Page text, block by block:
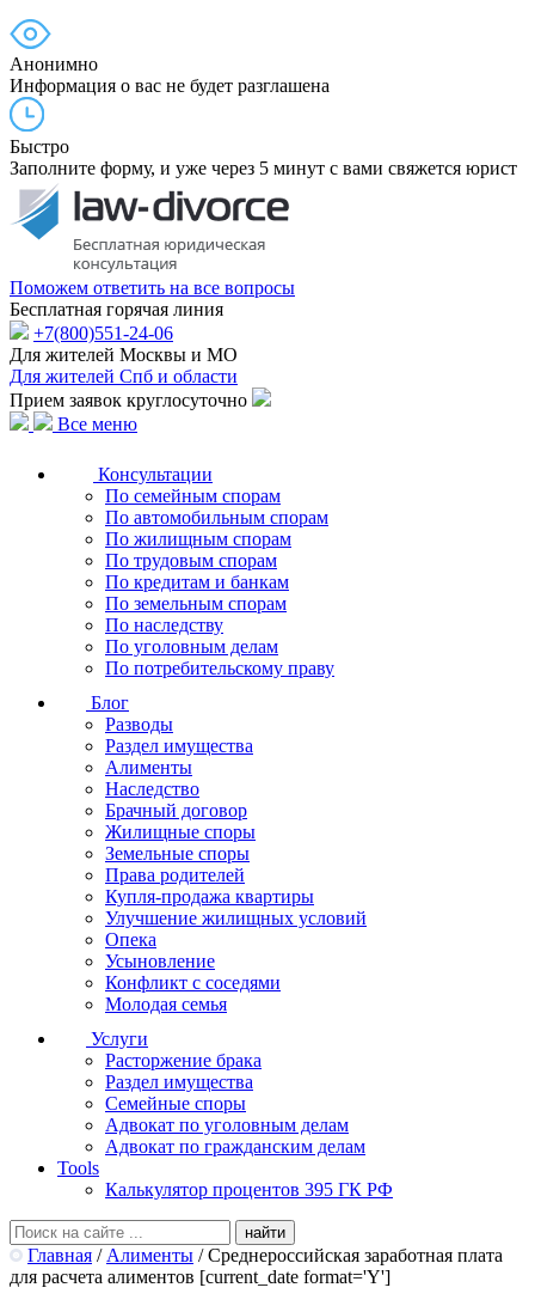
Анонимно
Информация о вас не будет разглашена
Быстро
Заполните форму, и уже через 5 минут с вами свяжется юрист
Поможем ответить на все вопросы
Бесплатная горячая линия
+7(800)551-24-06
Для жителей Москвы и МО
Для жителей Спб и области
Прием заявок круглосуточно
Все меню
Консультации
По семейным спорам
По автомобильным спорам
По жилищным спорам
По трудовым спорам
По кредитам и банкам
По земельным спорам
По наследству
По уголовным делам
По потребительскому праву
Блог
Разводы
Раздел имущества
Алименты
Наследство
Брачный договор
Жилищные споры
Земельные споры
Права родителей
Купля-продажа квартиры
Улучшение жилищных условий
Опека
Усыновление
Конфликт с соседями
Молодая семья
Услуги
Расторжение брака
Раздел имущества
Семейные споры
Адвокат по уголовным делам
Адвокат по гражданским делам
Tools
Калькулятор процентов 395 ГК РФ
Главная / Алименты / Среднероссийская заработная плата
для расчета алиментов [current_date format='Y']